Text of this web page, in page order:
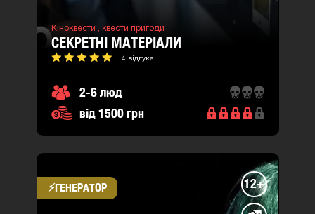
Кіноквести , квести пригоди
СЕКРЕТНІ МАТЕРІАЛИ
4 відгука
2-6 люд
від 1500 грн
⚡​ГЕНЕРАТОР 12+